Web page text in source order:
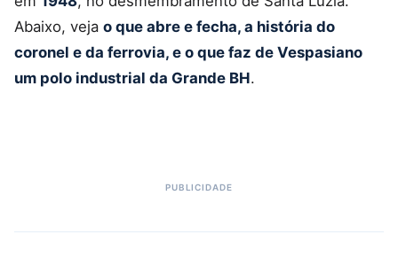
Abaixo, veja o que abre e fecha, a história do
coronel e da ferrovia, e o que faz de Vespasiano
um polo industrial da Grande BH.